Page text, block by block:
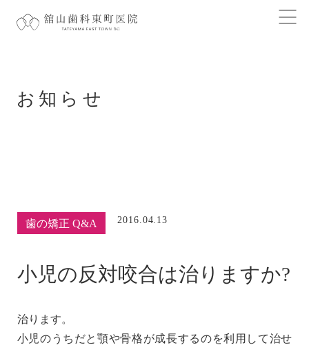
お知らせ
歯の矯正 Q&A 2016.04.13
小児の反対咬合は治りますか?
治ります。
小児のうちだと顎や骨格が成長するのを利用して治せ